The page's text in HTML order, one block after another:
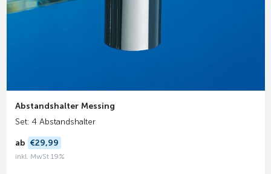
Abstandshalter Messing
Set: 4 Abstandshalter
ab €29,99
inkl. MwSt 19%